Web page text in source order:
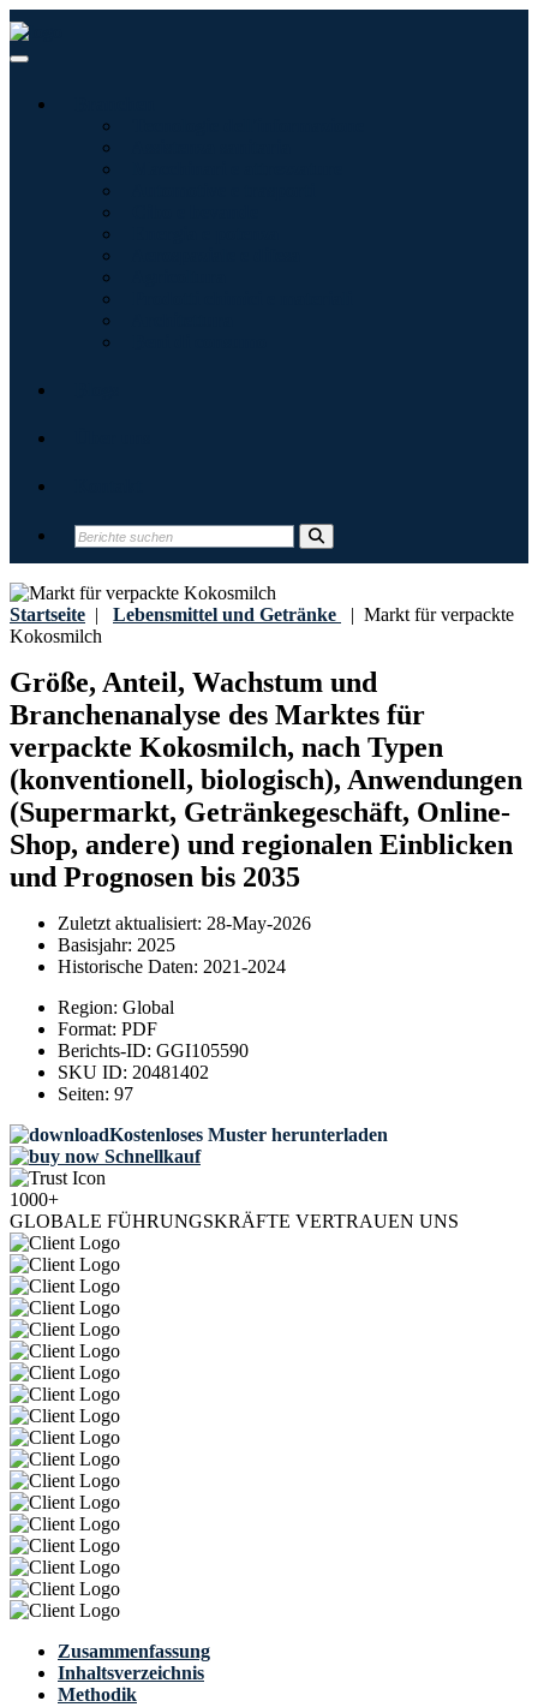
Startseite | Lebensmittel und Getränke | Markt für verpackte
Kokosmilch
Größe, Anteil, Wachstum und
Branchenanalyse des Marktes für
verpackte Kokosmilch, nach Typen
(konventionell, biologisch), Anwendungen
(Supermarkt, Getränkegeschäft, Online-
Shop, andere) und regionalen Einblicken
und Prognosen bis 2035
Zuletzt aktualisiert: 28-May-2026
Basisjahr: 2025
Historische Daten: 2021-2024
Region: Global
Format: PDF
Berichts-ID: GGI105590
SKU ID: 20481402
Seiten: 97
Kostenloses Muster herunterladen
Schnellkauf
1000+
GLOBALE FÜHRUNGSKRÄFTE VERTRAUEN UNS
Zusammenfassung
Inhaltsverzeichnis
Methodik